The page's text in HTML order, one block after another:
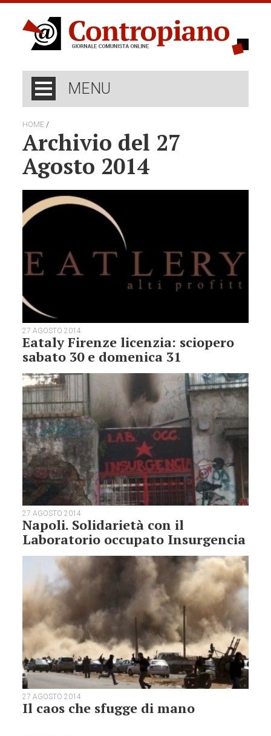
MENU
HOME /
Archivio del 27
Agosto 2014
27 AGOSTO 2014
Eataly Firenze licenzia: sciopero
sabato 30 e domenica 31
27 AGOSTO 2014
Napoli. Solidarietà con il
Laboratorio occupato Insurgencia
27 AGOSTO 2014
Il caos che sfugge di mano